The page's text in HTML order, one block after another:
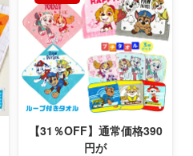
【31％OFF】通常価格390
円が